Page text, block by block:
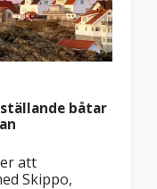
båtar
att
Skippo,